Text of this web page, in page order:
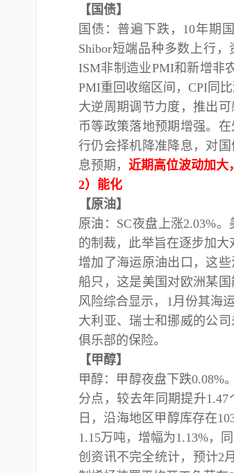
【国债】
国债：普遍下跌， 10年期
Shibor短端品种多数上行
ISM非制造业PMI和新增非
PMI重回收缩区间，CPI同
大逆周期调节力度，推出
币等政策落地预期增强。
行仍会择机降准降息，对
息预期， 近期高位波动加大
2）能化
【原油】
原油： SC夜盘上涨2.03%
的制裁，此举旨在逐步加
增加了海运原油出口，这
船只，这是美国对欧洲某
风险综合显示，1月份其海
大利亚、瑞士和挪威的公
俱乐部的保险。
【甲醇】
甲醇：甲醇夜盘下跌0.08%
分点，较去年同期提升
日，沿海地区甲醇库存在
1.15万吨，增幅为1.13%，
创资讯不完全统计，预计2